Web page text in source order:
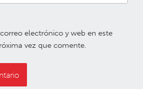
electrónico y web en este
vez que comente.